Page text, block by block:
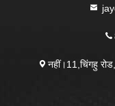
नहीं।11,चिंगहु